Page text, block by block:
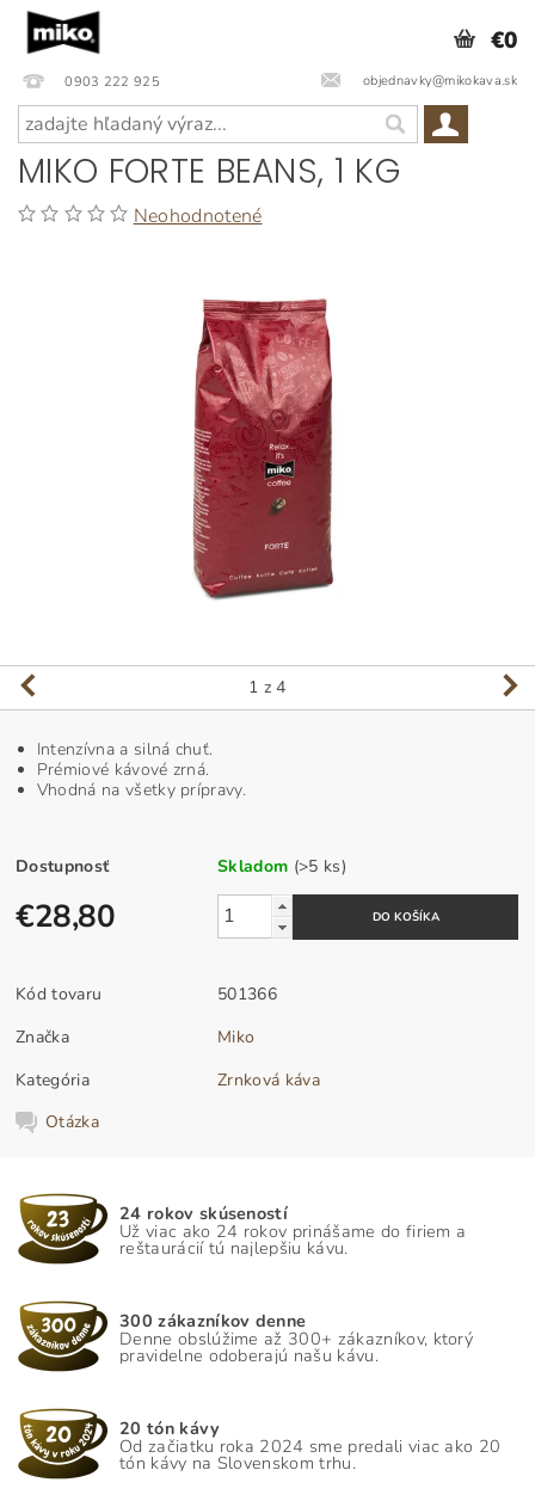
0903 222 925 objednavky@mikokava.sk
€0
MIKO FORTE BEANS, 1 KG
Neohodnotené
1 z 4
Intenzívna a silná chuť.
Prémiové kávové zrná.
Vhodná na všetky prípravy.
Dostupnosť Skladom (>5 ks)
€28,80
Kód tovaru
501366
Značka
Miko
Kategória
Zrnková káva
Otázka
24 rokov skúseností
Už viac ako 24 rokov prinášame do firiem a
reštaurácií tú najlepšiu kávu.
300 zákazníkov denne
Denne obslúžime až 300+ zákazníkov, ktorý
pravidelne odoberajú našu kávu.
20 tón kávy
Od začiatku roka 2024 sme predali viac ako 20
tón kávy na Slovenskom trhu.